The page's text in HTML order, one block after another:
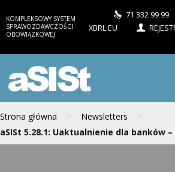
KOMPLEKSOWY SYSTEM
SPRAWOZDAWCZOŚCI
OBOWIĄZKOWEJ
71 332 99 99
XBRL.EU
aSISt
Strona główna > Newsletters >
aSISt 5.28.1: Uaktualnienie dla banków –